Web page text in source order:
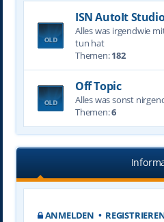
ISN AutoIt
Alles was irgendwie
tun hat
Themen:182
Off Topic
Alles was sonst
Themen:6
ANMELDEN •